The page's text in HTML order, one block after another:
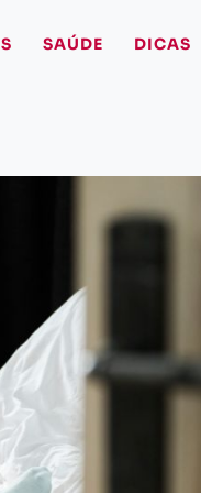
SAÚDE DICAS